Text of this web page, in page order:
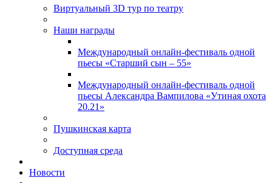
Виртуальный 3D тур по театру
Наши награды
Международный онлайн-фестиваль одной
пьесы «Старший сын – 55»
Международный онлайн-фестиваль одной
пьесы Александра Вампилова «Утиная охота
20.21»
Пушкинская карта
Доступная среда
Новости